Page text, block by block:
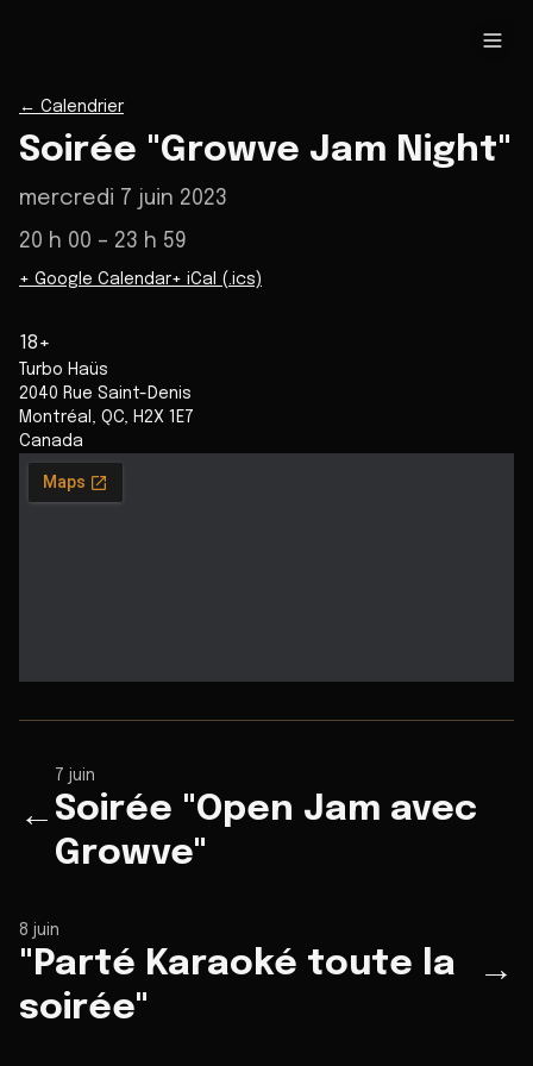
← Calendrier
Soirée "Growve Jam Night"
mercredi 7 juin 2023
20 h 00 – 23 h 59
+ Google Calendar+ iCal (.ics)
18+
Turbo Haüs
2040 Rue Saint-Denis
Montréal , QC, H2X 1E7
Canada
←
7 juin
Soirée "Open Jam avec
Growve"
8 juin
"Parté Karaoké toute la
soirée"
→